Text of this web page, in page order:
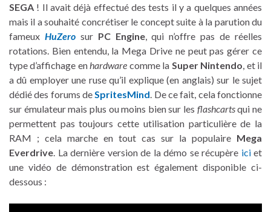
SEGA ! Il avait déjà effectué des tests il y a quelques années
mais il a souhaité concrétiser le concept suite à la parution du
fameux HuZerosur PC Engine, qui n’offre pas de réelles
rotations. Bien entendu, la Mega Drive ne peut pas gérer ce
type d’affichage en hardware comme la Super Nintendo , et il
a dû employer une ruse qu’il explique (en anglais) sur le sujet
dédié des forums de SpritesMind . De ce fait, cela fonctionne
sur émulateur mais plus ou moins bien sur les flashcartsqui ne
permettent pas toujours cette utilisation particulière de la
RAM ; cela marche en tout cas sur la populaire Mega
Everdrive . La dernière version de la démo se récupère iciet
une vidéo de démonstration est également disponible ci-
dessous :